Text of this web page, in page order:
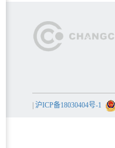
沪ICP备18030404号-1